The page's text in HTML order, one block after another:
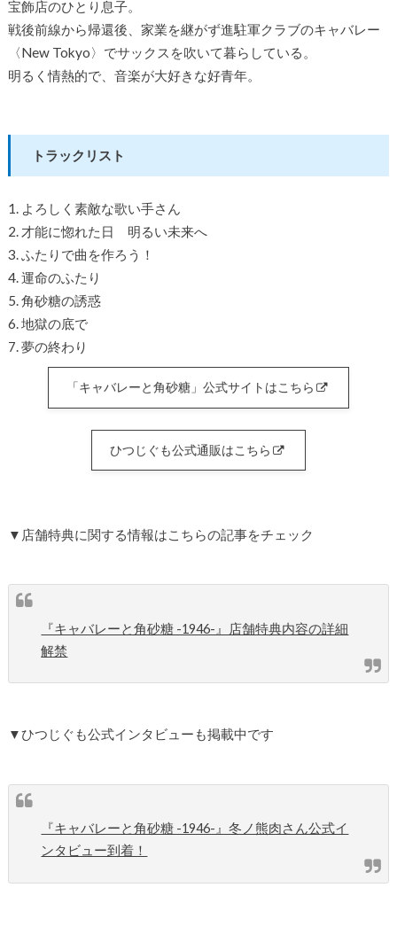
宝飾店のひとり息子。
戦後前線から帰還後、家業を継がず進駐軍クラブのキャバレー
〈New Tokyo〉でサックスを吹いて暮らしている。
明るく情熱的で、音楽が大好きな好青年。
トラックリスト
1. よろしく素敵な歌い手さん
2. 才能に惚れた日 明るい未来へ
3. ふたりで曲を作ろう！
4. 運命のふたり
5. 角砂糖の誘惑
6. 地獄の底で
7. 夢の終わり
「キャバレーと角砂糖」公式サイトはこちら
ひつじぐも公式通販はこちら
▼店舗特典に関する情報はこちらの記事をチェック
『キャバレーと角砂糖 -1946-』店舗特典内容の詳細
解禁
▼ひつじぐも公式インタビューも掲載中です
『キャバレーと角砂糖 -1946-』冬ノ熊肉さん公式イ
ンタビュー到着！